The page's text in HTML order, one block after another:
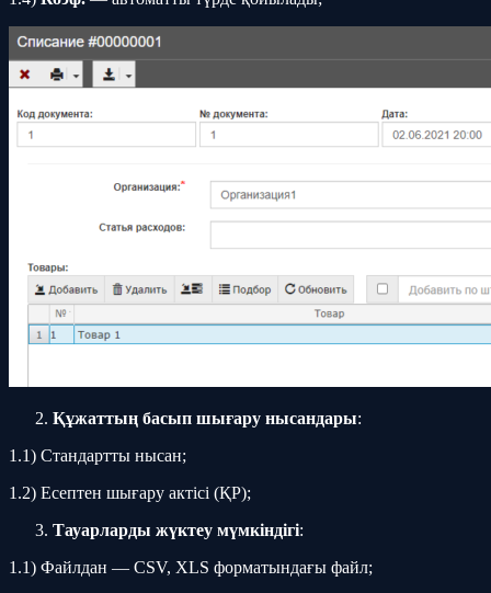
Құжаттың басып шығару нысандары:
1.1) Стандартты нысан;
1.2) Есептен шығару актісі (ҚР);
Тауарларды жүктеу мүмкіндігі:
1.1) Файлдан — CSV, XLS форматындағы файл;